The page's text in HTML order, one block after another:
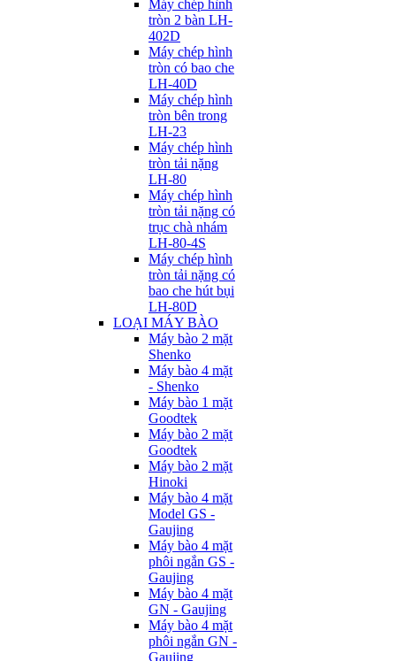
Máy chép hình
tròn 2 bàn LH-
402D
Máy chép hình
tròn có bao che
LH-40D
Máy chép hình
tròn bên trong
LH-23
Máy chép hình
tròn tải nặng
LH-80
Máy chép hình
tròn tải nặng có
trục chà nhám
LH-80-4S
Máy chép hình
tròn tải nặng có
bao che hút bụi
LH-80D
LOẠI MÁY BÀO
Máy bào 2 mặt
Shenko
Máy bào 4 mặt
- Shenko
Máy bào 1 mặt
Goodtek
Máy bào 2 mặt
Goodtek
Máy bào 2 mặt
Hinoki
Máy bào 4 mặt
Model GS -
Gaujing
Máy bào 4 mặt
phôi ngắn GS -
Gaujing
Máy bào 4 mặt
GN - Gaujing
Máy bào 4 mặt
phôi ngắn GN -
Gaujing